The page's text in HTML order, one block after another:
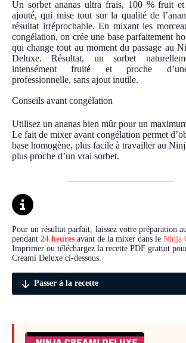
Un sorbet ananas ultra frais, 100 % fruit et
ajouté, qui mise tout sur la qualité de
résultat irréprochable. En mixant les
congélation, on crée une base parfaitement
qui change tout au moment du passage au
Deluxe. Résultat, un sorbet
intensément fruité et proche
professionnelle, sans ajout inutile.
Conseils avant congélation
Utilisez un ananas bien mûr pour un
Le fait de mixer avant congélation permet
base homogène, plus facile à travailler au
plus proche d’un vrai sorbet.
Pour un résultat parfait, laissez votre préparation
pendant 24 heures avant de la mixer dans le Ninja
Imprimer ou téléchargez la recette PDF gratuit
Creami Deluxe ci-dessous.
Passer à la recette